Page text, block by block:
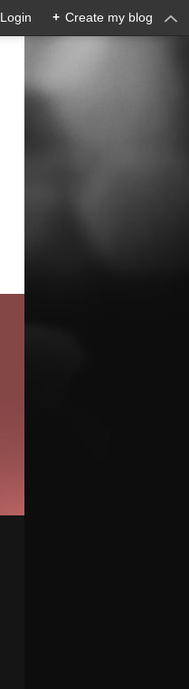
Login + Create my blog